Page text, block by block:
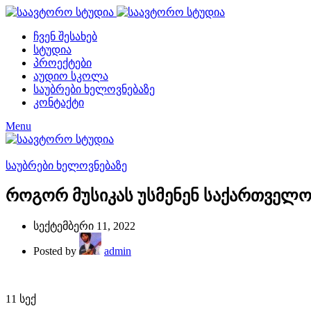
ჩვენ შესახებ
სტუდია
პროექტები
აუდიო სკოლა
საუბრები ხელოვნებაზე
კონტაქტი
Menu
საუბრები ხელოვნებაზე
როგორ მუსიკას უსმენენ
სექტემბერი 11, 2022
Posted by admin
11 სექ